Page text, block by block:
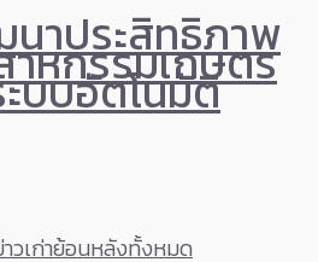
าประสิทธิภาพ
หกรรมเกษตร
บบอัตโนมัติ
าวเก่าย้อนหลังทั้งหมด